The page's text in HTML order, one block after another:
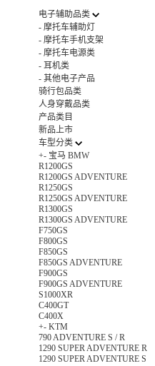
电子辅助品类
- 摩托车辅助灯
- 摩托车手机支架
- 摩托车电源类
- 耳机类
- 其他电子产品
骑行包品类
人身穿戴品类
产品类目
新品上市
车型分类
+- 宝马 BMW
R1200GS
R1200GS ADVENTURE
R1250GS
R1250GS ADVENTURE
R1300GS
R1300GS ADVENTURE
F750GS
F800GS
F850GS
F850GS ADVENTURE
F900GS
F900GS ADVENTURE
S1000XR
C400GT
C400X
+- KTM
790 ADVENTURE S / R
1290 SUPER ADVENTURE R
1290 SUPER ADVENTURE S